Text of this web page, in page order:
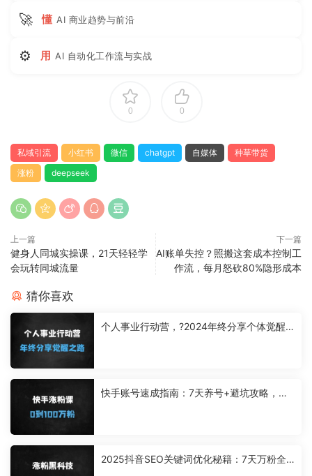
🚀 懂 AI 商业趋势与前沿
⚙ 用 AI 自动化工作流与实战
0 0
私域引流 小红书 微信 chatgpt 自媒体
种草带货
涨粉
deepseek
上一篇
健身人同城实操课，21天轻轻学
会玩转同城流量
下一篇
AI账单失控？照搬这套成本控制工
作流，每月怒砍80%隐形成本
猜你喜欢
个人事业行动营，?2024年终分享个体觉醒
快手账号速成指南：7天养号+避坑攻略，手
2025抖音SEO关键词优化秘籍：7天万粉全